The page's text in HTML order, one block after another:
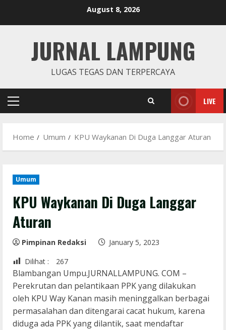
August 8, 2026
JURNAL LAMPUNG
LUGAS TEGAS DAN TERPERCAYA
Primary
LIVE
Home Umum KPU Waykanan Di Duga Langgar Aturan
Umum
KPU Waykanan Di Duga Langgar
Aturan
Pimpinan Redaksi
January 5, 2023
Dilihat :
267
Blambangan Umpu.JURNALLAMPUNG. COM –
Perekrutan dan pelantikaan PPK yang dilakukan
oleh KPU Way Kanan masih meninggalkan berbagai
permasalahan dan ditengarai cacat hukum, karena
diduga ada PPK yang dilantik, saat mendaftar